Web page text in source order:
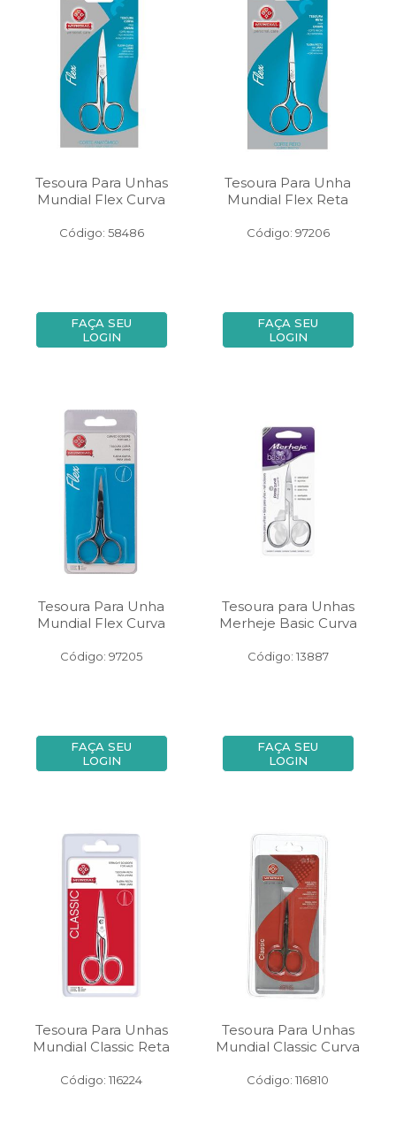
Tesoura Para Unhas
Mundial Flex Curva
Código: 58486
FAÇA SEU
LOGIN
Tesoura Para Unha
Mundial Flex Reta
Código: 97206
FAÇA SEU
LOGIN
Tesoura Para Unha
Mundial Flex Curva
Código: 97205
FAÇA SEU
LOGIN
Tesoura para Unhas
Merheje Basic Curva
Código: 13887
FAÇA SEU
LOGIN
Tesoura Para Unhas
Mundial Classic Reta
Código: 116224
Tesoura Para Unhas
Mundial Classic Curva
Código: 116810